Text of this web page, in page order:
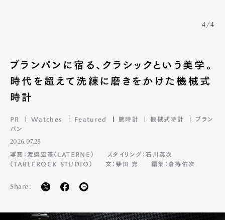
4/4
ブランパンに宿る、クラシックという美学。
時代を超えて洗練に磨きをかけた機械式
時計
PR Watches Featured 腕時計 機械式時計
ブラン
パン
2026.07.28
写真：渡邉宏基（LATERNE）
スタイリング：石川英次
（TABLEROCK STUDIO）
文：柴田 充 編集：倉持佑次
Share: